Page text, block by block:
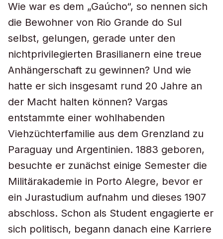
Wie war es dem „Gaúcho“, so nennen sich
die Bewohner von Rio Grande do Sul
selbst, gelungen, gerade unter den
nichtprivilegierten Brasilianern eine treue
Anhängerschaft zu gewinnen? Und wie
hatte er sich insgesamt rund 20 Jahre an
der Macht halten können? Vargas
entstammte einer wohlhabenden
Viehzüchterfamilie aus dem Grenzland zu
Paraguay und Argentinien. 1883 geboren,
besuchte er zunächst einige Semester die
Militärakademie in Porto Alegre, bevor er
ein Jurastudium aufnahm und dieses 1907
abschloss. Schon als Student engagierte er
sich politisch, begann danach eine Karriere